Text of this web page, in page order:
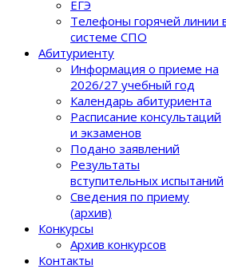
ЕГЭ
Телефоны горячей линии
системе СПО
Абитуриенту
Информация о приеме на
2026/27 учебный год
Календарь абитуриента
Расписание консультаций
и экзаменов
Подано заявлений
Результаты
вступительных испытаний
Сведения по приему
(архив)
Конкурсы
Архив конкурсов
Контакты